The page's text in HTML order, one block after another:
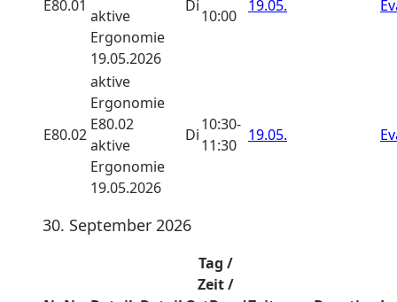
E80.01
aktive
Ergonomie
19.05.2026
Di
10:00
19.05.
E80.02
aktive
Ergonomie
E80.02
aktive
Ergonomie
19.05.2026
Di
10:30-
11:30
19.05.
30. September 2026
Tag /
Zeit /